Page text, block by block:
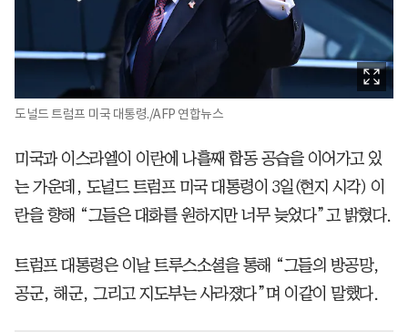
도널드 트럼프 미국 대통령./AFP 연합뉴스
미국과 이스라엘이 이란에 나흘째 합동 공습을 이어가고 있
는 가운데, 도널드 트럼프 미국 대통령이 3일(현지 시각) 이
란을 향해 “그들은 대화를 원하지만 너무 늦었다”고 밝혔다.
트럼프 대통령은 이날 트루스소셜을 통해 “그들의 방공망,
공군, 해군, 그리고 지도부는 사라졌다”며 이같이 말했다.